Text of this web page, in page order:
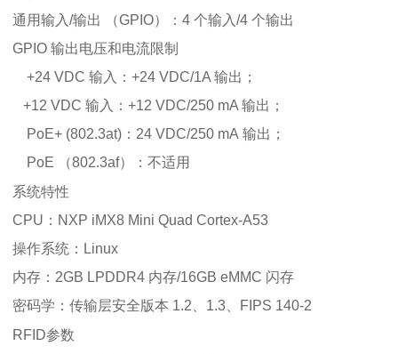
通用输入/输出 （GPIO）：4 个输入/4 个输出
GPIO 输出电压和电流限制
+24 VDC 输入：+24 VDC/1A 输出；
+12 VDC 输入：+12 VDC/250 mA 输出；
PoE+ (802.3at)：24 VDC/250 mA 输出；
PoE （802.3af）：不适用
系统特性
CPU：NXP iMX8 Mini Quad Cortex-A53
操作系统：Linux
内存：2GB LPDDR4 内存/16GB eMMC 闪存
密码学：传输层安全版本 1.2、1.3、FIPS 140-2
RFID参数